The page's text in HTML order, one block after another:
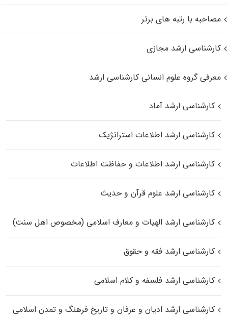
مصاحبه با رتبه های برتر
کارشناسی ارشد مجازی
معرفی گروه علوم انسانی کارشناسی ارشد
کارشناسی ارشد آماد
کارشناسی ارشد اطلاعات استراتژیک
کارشناسی ارشد اطلاعات و حفاظت اطلاعات
کارشناسی ارشد علوم قرآن و حدیث
کارشناسی ارشد الهیات و معارف اسلامی (مخصوص اهل سنت)
کارشناسی ارشد فقه و حقوق
کارشناسی ارشد فلسفه و کلام اسلامی
کارشناسی ارشد ادیان و عرفان و تاریخ فرهنگ و تمدن اسلامی